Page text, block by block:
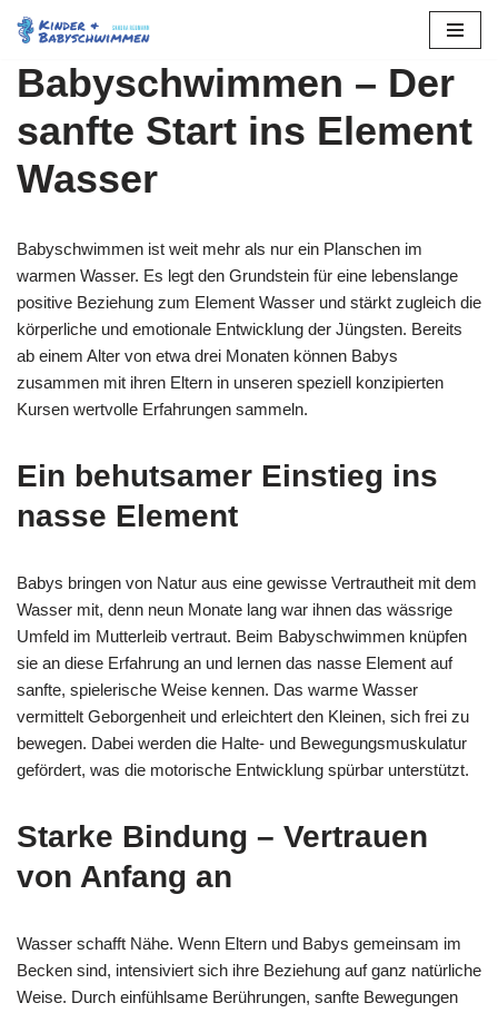
Inhalt
Babyschwimmen – Der
sanfte Start ins Element
Wasser
Babyschwimmen ist weit mehr als nur ein Planschen im
warmen Wasser. Es legt den Grundstein für eine lebenslange
positive Beziehung zum Element Wasser und stärkt zugleich die
körperliche und emotionale Entwicklung der Jüngsten. Bereits
ab einem Alter von etwa drei Monaten können Babys
zusammen mit ihren Eltern in unseren speziell konzipierten
Kursen wertvolle Erfahrungen sammeln.
Ein behutsamer Einstieg ins
nasse Element
Babys bringen von Natur aus eine gewisse Vertrautheit mit dem
Wasser mit, denn neun Monate lang war ihnen das wässrige
Umfeld im Mutterleib vertraut. Beim Babyschwimmen knüpfen
sie an diese Erfahrung an und lernen das nasse Element auf
sanfte, spielerische Weise kennen. Das warme Wasser
vermittelt Geborgenheit und erleichtert den Kleinen, sich frei zu
bewegen. Dabei werden die Halte- und Bewegungsmuskulatur
gefördert, was die motorische Entwicklung spürbar unterstützt.
Starke Bindung – Vertrauen
von Anfang an
Wasser schafft Nähe. Wenn Eltern und Babys gemeinsam im
Becken sind, intensiviert sich ihre Beziehung auf ganz natürliche
Weise. Durch einfühlsame Berührungen, sanfte Bewegungen